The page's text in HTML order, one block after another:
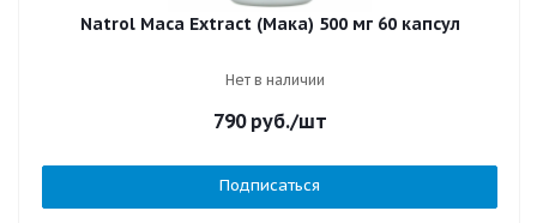
Natrol Maca Extract (Maкa) 500 мг 60 капсул
Нет в наличии
790руб./шт
Подписаться